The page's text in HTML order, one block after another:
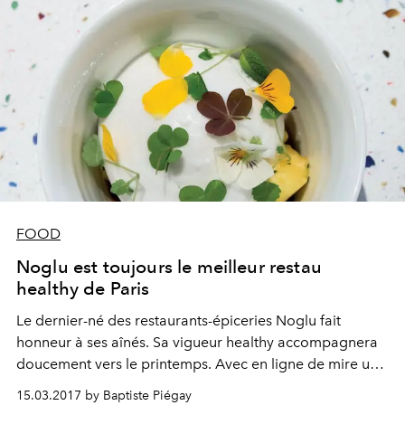
FOOD
Noglu est toujours le meilleur restau
healthy de Paris
Le dernier-né des restaurants-épiceries Noglu fait
honneur à ses aînés. Sa vigueur healthy accompagnera
doucement vers le printemps. Avec en ligne de mire un
somptueux dessert, indulgent et voluptueux.
15.03.2017 by Baptiste Piégay